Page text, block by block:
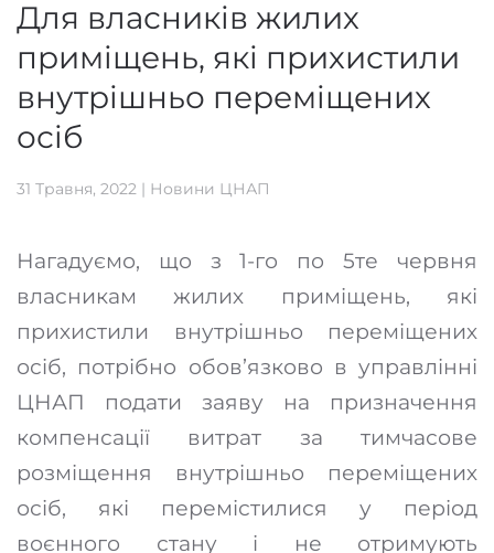
Для власників жилих
приміщень, які прихистили
внутрішньо переміщених
осіб
31 Травня, 2022 | Новини ЦНАП
Нагадуємо, що з 1-го по 5те червня
власникам жилих приміщень, які
прихистили внутрішньо переміщених
осіб, потрібно обов’язково в управлінні
ЦНАП подати заяву на призначення
компенсації витрат за тимчасове
розміщення внутрішньо переміщених
осіб, які перемістилися у період
воєнного стану і не отримують